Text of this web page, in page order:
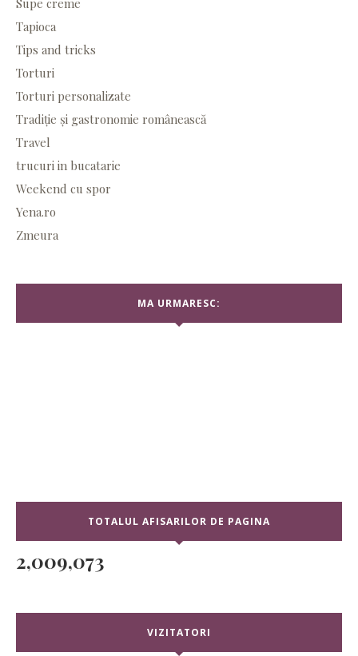
Supe creme
Tapioca
Tips and tricks
Torturi
Torturi personalizate
Tradiție și gastronomie românească
Travel
trucuri in bucatarie
Weekend cu spor
Yena.ro
Zmeura
MA URMARESC:
TOTALUL AFISARILOR DE PAGINA
2,009,073
VIZITATORI